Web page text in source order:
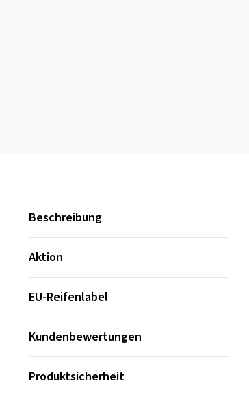
Beschreibung
Aktion
EU-Reifenlabel
Kundenbewertungen
Produktsicherheit